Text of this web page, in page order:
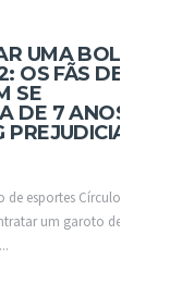
UMA BOLA,
OS FÃS DE
SE
DE 7 ANOS É
de esportes Círculo
um garoto de sete